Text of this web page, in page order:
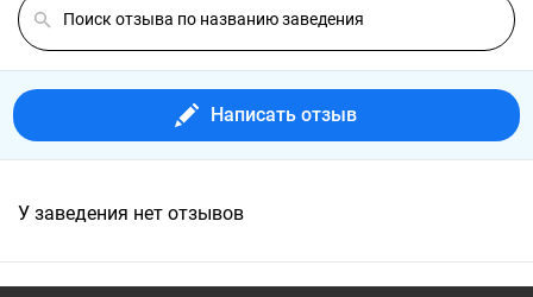
Написать отзыв
У заведения нет отзывов